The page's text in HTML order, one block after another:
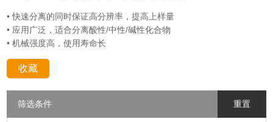
• 快速分离的同时保证高分辨率，提高上样量
• 应用广泛，适合分离酸性/中性/碱性化合物
• 机械强度高，使用寿命长
收藏
筛选条件 重置